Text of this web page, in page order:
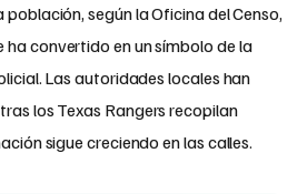
según la Oficina del Censo,
ha convertido en un símbolo de la
Las autoridades locales han
los Texas Rangers recopilan
sigue creciendo en las calles.